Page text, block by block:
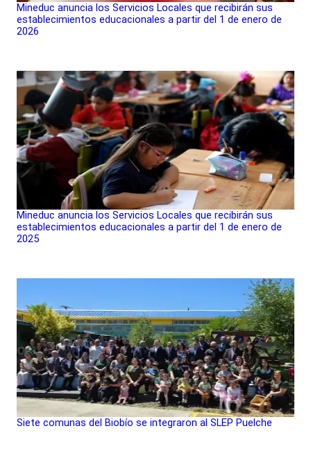
Mineduc anuncia los Servicios Locales que recibirán sus
establecimientos educacionales a partir del 1 de enero de
2026
Mineduc anuncia los Servicios Locales que recibirán sus
establecimientos educacionales a partir del 1 de enero de
2025
Siete comunas del Biobío se integraron al SLEP Puelche